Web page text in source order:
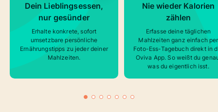
Dein Lieblingsessen,
nur gesünder
Erhalte konkrete, sofort
umsetzbare persönliche
Ernährungstipps zu jeder deiner
Mahlzeiten.
Nie wieder Kalorien
zählen
Erfasse deine täglichen
Mahlzeiten ganz einfach per
Foto-Ess-Tagebuch direkt in
Oviva App. So weißt du
was du eigentlich isst.